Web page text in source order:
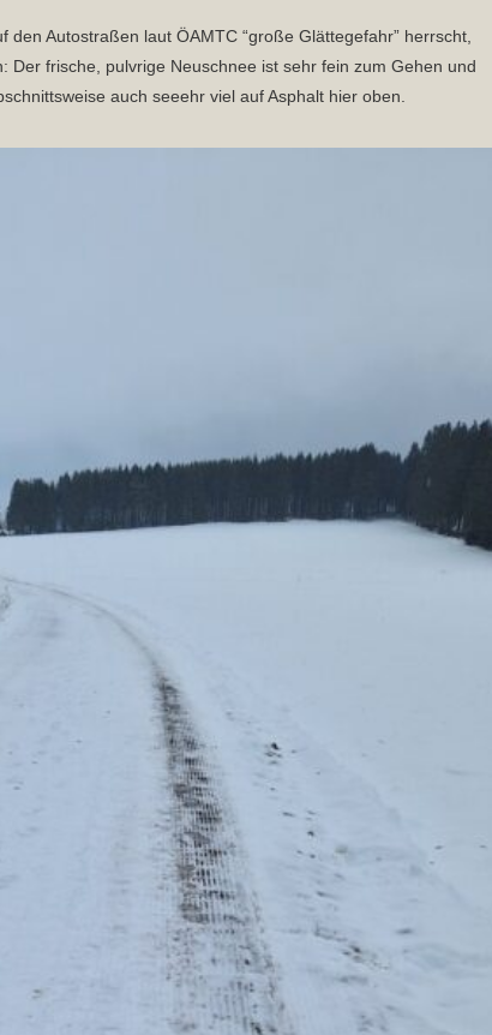
Autostraßen laut ÖAMTC “große Glättegefahr” herrscht,
frische, pulvrige Neuschnee ist sehr fein zum Gehen und
auch seeehr viel auf Asphalt hier oben.